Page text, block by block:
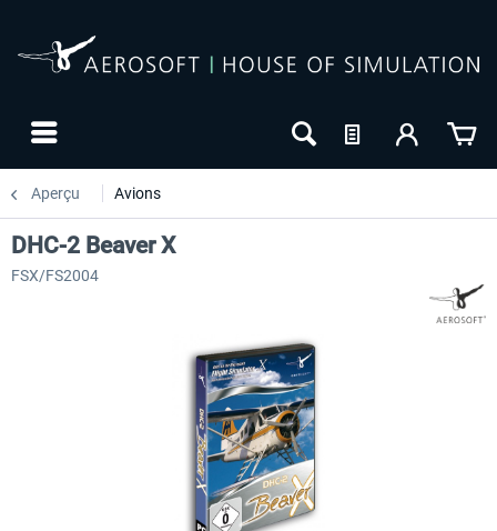
Aperçu Avions
DHC-2 Beaver X
FSX/FS2004